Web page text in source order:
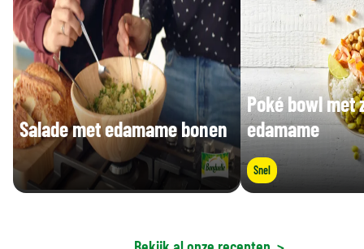
Salade met edamame bonen
Poké bowl met
edamame
Snel